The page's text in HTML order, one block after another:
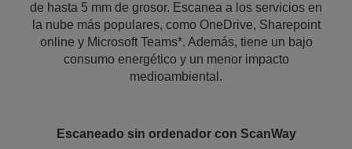
de hasta 5 mm de grosor. Escanea a los servicios en
la nube más populares, como OneDrive, Sharepoint
online y Microsoft Teams*. Además, tiene un bajo
consumo energético y un menor impacto
medioambiental.
Escaneado sin ordenador con ScanWay